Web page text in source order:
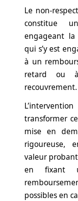
Le non-
constitue
engageant
qui s’y est
à un
retard ou
recouvrement.
transformer
mise en
rigoureuse,
valeur
en fixant
possibles en